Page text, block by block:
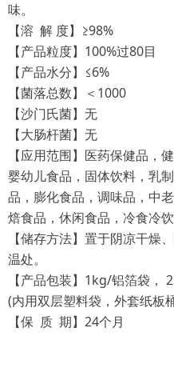
味。
【溶 解 度】≥98%
【产品粒度】100%过80目
【产品水分】≤6%
【菌落总数】＜1000
【沙门氏菌】无
【大肠杆菌】无
【应用范围】医药保健品，
婴幼儿食品，固体饮料，乳
品，膨化食品，调味品，中
焙食品，休闲食品，冷食冷饮
【储存方法】置于阴凉干燥
温处。
【产品包装】1kg/铝箔袋，
(内用双层塑料袋，外套纸板桶
【保 质 期】24个月